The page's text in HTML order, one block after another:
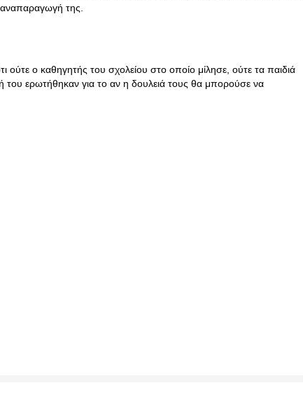
της.
ούτε ο καθηγητής του σχολείου στο οποίο μίλησε, ούτε τα παιδιά
ερωτήθηκαν για το αν η δουλειά τους θα μπορούσε να